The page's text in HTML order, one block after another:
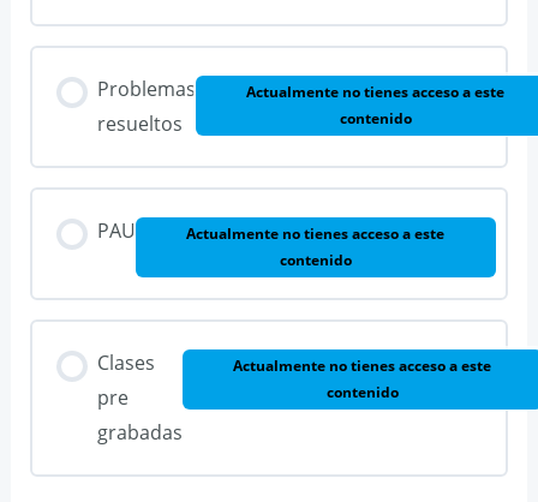
Problemas
resueltos
Actualmente no tienes acceso a este
contenido
PAU
Actualmente no tienes acceso a este
contenido
Clases
pre
grabadas
Actualmente no tienes acceso a este
contenido